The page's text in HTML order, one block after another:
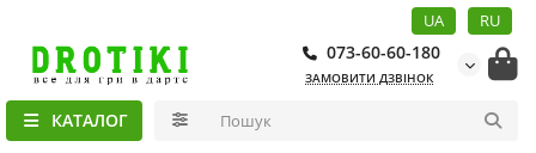
UA RU
073-60-60-180
ЗАМОВИТИ ДЗВІНОК
КАТАЛОГ